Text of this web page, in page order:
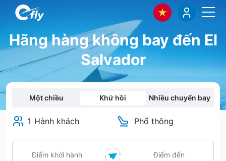
Hãng hàng không bay đến El
Salvador
Một chiều Khứ hồi Nhiều chuyến bay
1 Hành khách Phổ thông